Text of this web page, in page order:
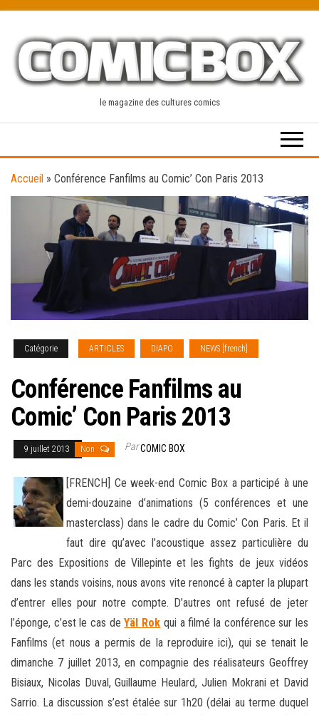
content
le magazine des cultures comics
Accueil » Conférence Fanfilms au Comic’ Con Paris 2013
Catégorie ARTICLES DIAPO NEWS [french]
Conférence Fanfilms au
Comic’ Con Paris 2013
9 juillet 2013 Non ParCOMIC BOX
[FRENCH] Ce week-end Comic Box a participé à une
demi-douzaine d’animations (5 conférences et une
masterclass) dans le cadre du Comic’ Con Paris. Et il
faut dire qu’avec l’acoustique assez particulière du
Parc des Expositions de Villepinte et les fights de jeux vidéos
dans les stands voisins, nous avons vite renoncé à capter la plupart
d’entrer elles pour notre compte. D’autres ont refusé de jeter
l’éponge, c’est le cas deYäl Rok qui a filmé la conférence sur les
Fanfilms (et nous a permis de la reproduire ici), qui se tenait le
dimanche 7 juillet 2013, en compagnie des réalisateurs Geoffrey
Bisiaux, Nicolas Duval, Guillaume Heulard, Julien Mokrani et David
Sarrio. La discussion s’est étalée sur 1h20 (délai au terme duquel